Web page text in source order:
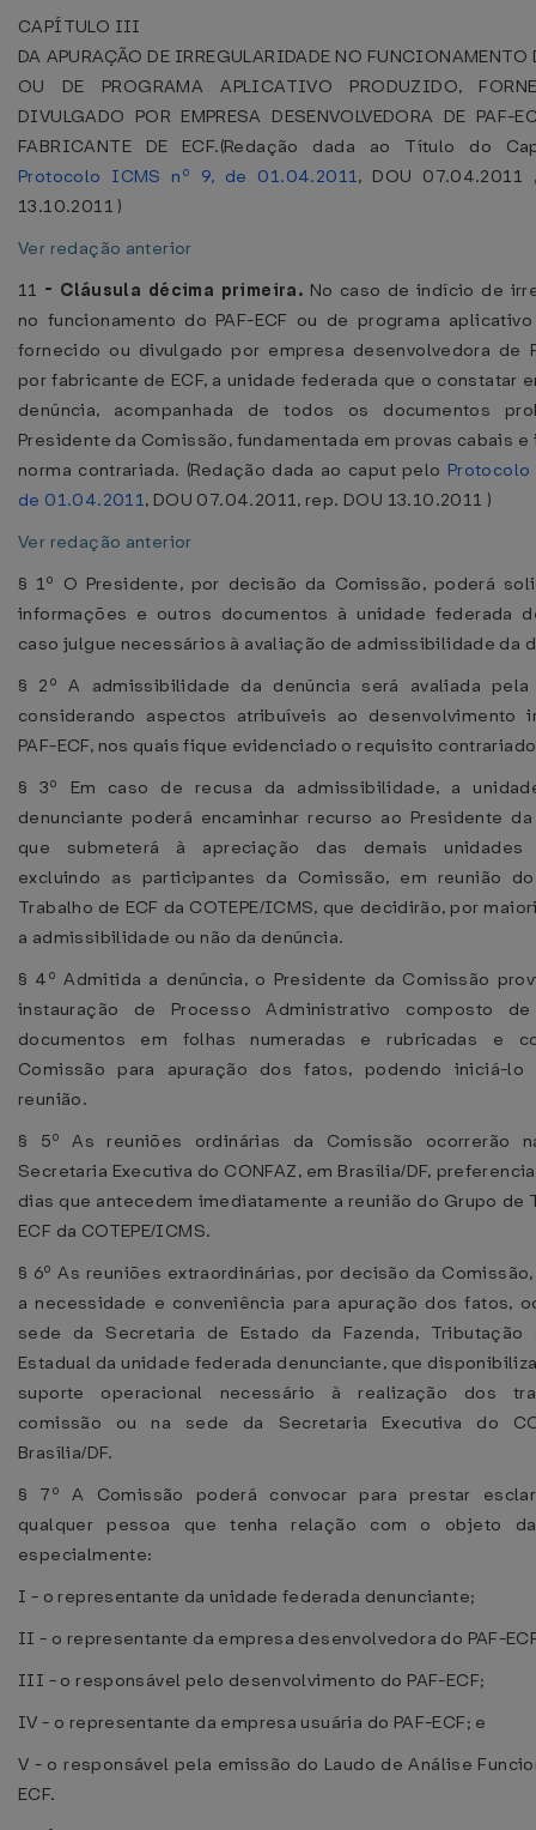
CAPÍTULO III
DA APURAÇÃO DE IRREGULARIDADE NO FUNCIONAMENTO
OU DE PROGRAMA APLICATIVO PRODUZIDO,
DIVULGADO POR EMPRESA DESENVOLVEDORA DE PAF-
FABRICANTE DE ECF.(Redação dada ao Título do
Protocolo ICMS nº 9, de 01.04.2011, DOU 07.04.2011
13.10.2011 )
Ver redação anterior
11 - Cláusula décima primeira. No caso de indício de
no funcionamento do PAF-ECF ou de programa
fornecido ou divulgado por empresa desenvolvedora de
por fabricante de ECF, a unidade federada que o constatar
denúncia, acompanhada de todos os documentos
Presidente da Comissão, fundamentada em provas cabais e
norma contrariada. (Redação dada ao caput pelo Protocolo
de 01.04.2011, DOU 07.04.2011, rep. DOU 13.10.2011 )
Ver redação anterior
§ 1º O Presidente, por decisão da Comissão, poderá
informações e outros documentos à unidade federada
caso julgue necessários à avaliação de admissibilidade da
§ 2º A admissibilidade da denúncia será avaliada pela
considerando aspectos atribuíveis ao desenvolvimento
PAF-ECF, nos quais fique evidenciado o requisito
§ 3º Em caso de recusa da admissibilidade, a
denunciante poderá encaminhar recurso ao Presidente
que submeterá à apreciação das demais unidades
excluindo as participantes da Comissão, em reunião
Trabalho de ECF da COTEPE/ICMS, que decidirão, por
a admissibilidade ou não da denúncia.
§ 4º Admitida a denúncia, o Presidente da Comissão
instauração de Processo Administrativo composto
documentos em folhas numeradas e rubricadas e
Comissão para apuração dos fatos, podendo iniciá-lo
reunião.
§ 5º As reuniões ordinárias da Comissão ocorrerão
Secretaria Executiva do CONFAZ, em Brasília/DF,
dias que antecedem imediatamente a reunião do Grupo de
ECF da COTEPE/ICMS.
§ 6º As reuniões extraordinárias, por decisão da
a necessidade e conveniência para apuração dos fatos,
sede da Secretaria de Estado da Fazenda, Tributação
Estadual da unidade federada denunciante, que
suporte operacional necessário à realização dos
comissão ou na sede da Secretaria Executiva do
Brasília/DF.
§ 7º A Comissão poderá convocar para prestar
qualquer pessoa que tenha relação com o objeto da
especialmente:
I - o representante da unidade federada denunciante;
II - o representante da empresa desenvolvedora do PAF-
III - o responsável pelo desenvolvimento do PAF-ECF;
IV - o representante da empresa usuária do PAF-ECF; e
V - o responsável pela emissão do Laudo de Análise
ECF.